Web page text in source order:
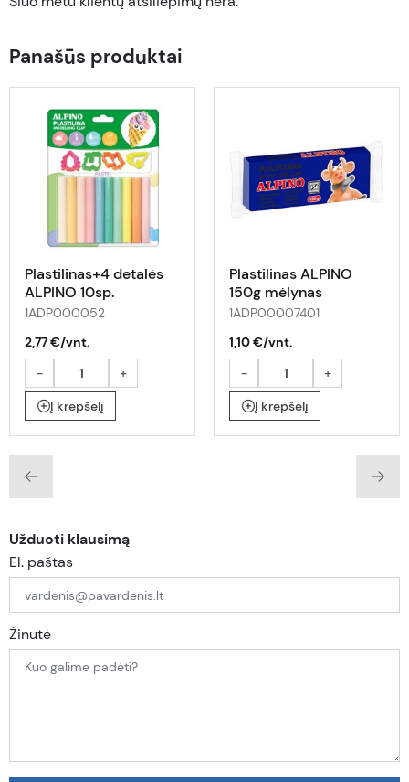
Panašūs produktai
Plastilinas+4 detalės
ALPINO 10sp.
1ADP000052
2,77 €/vnt.
-
+
Į krepšelį
Plastilinas ALPINO
150g mėlynas
1ADP00007401
1,10 €/vnt.
-
+
Į krepšelį
Užduoti klausimą
El. paštas
Žinutė